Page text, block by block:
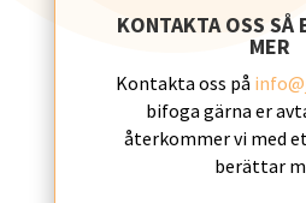
KONTAKTA OSS SÅ
MER
Kontakta oss på
bifoga gärna er
återkommer vi med
berättar